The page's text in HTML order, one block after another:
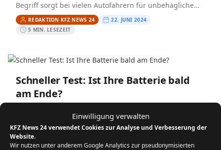
Einwilligung verwalten
KFZ News 24 verwendet Cookies zur Analyse und Verbesserung der
Website.
Wir nutzen unter anderem Google Analytics zur pseudonymisierten
Begriff sorgt bei vielen Autofahrern für unbehagliche
Gedanken, besonders während starker Regenfälle oder
bei nasser Fahrbahn. Doch keine…
REDAKTION KFZ NEWS 24
22. JUNI 2024
5 MIN. LESEZEIT
Schneller Test: Ist Ihre Batterie bald
am Ende?
gehört zu den am meisten beanspruchten Komponenten
eines Fahrzeugs. Sie sorgt für den nötigen Strom, um
den Motor zu…
REDAKTION KFZ NEWS 24
5 MIN. LESEZEIT